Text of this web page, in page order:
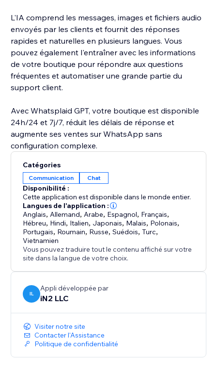
L'IA comprend les messages, images et fichiers audio
envoyés par les clients et fournit des réponses
rapides et naturelles en plusieurs langues. Vous
pouvez également l'entraîner avec les informations
de votre boutique pour répondre aux questions
fréquentes et automatiser une grande partie du
support client.
Avec Whatsplaid GPT, votre boutique est disponible
24h/24 et 7j/7, réduit les délais de réponse et
augmente ses ventes sur WhatsApp sans
configuration complexe.
Catégories
Communication Chat
Disponibilité :
Cette application est disponible dans le monde entier.
Langues de l'application :
Anglais, Allemand, Arabe, Espagnol, Français,
Hébreu, Hindi, Italien, Japonais, Malais, Polonais,
Portugais, Roumain, Russe,Suédois,Turc,
Vietnamien
Vous pouvez traduire tout le contenu affiché sur votre
site dans la langue de votre choix.
IL
Appli développée par
iN2 LLC
Visiter notre site
Contacter l'Assistance
Politique de confidentialité